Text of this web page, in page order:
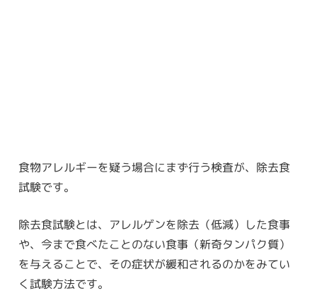
食物アレルギーを疑う場合にまず行う検査が、除去食
試験です。
除去食試験とは、アレルゲンを除去（低減）した食事
や、今まで食べたことのない食事（新奇タンパク質）
を与えることで、その症状が緩和されるのかをみてい
く試験方法です。